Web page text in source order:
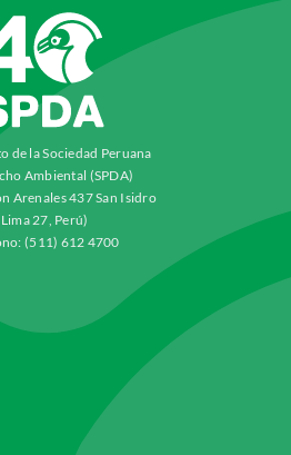
de la Sociedad Peruana
Ambiental (SPDA)
Arenales 437 San Isidro
27, Perú)
(511) 612 4700